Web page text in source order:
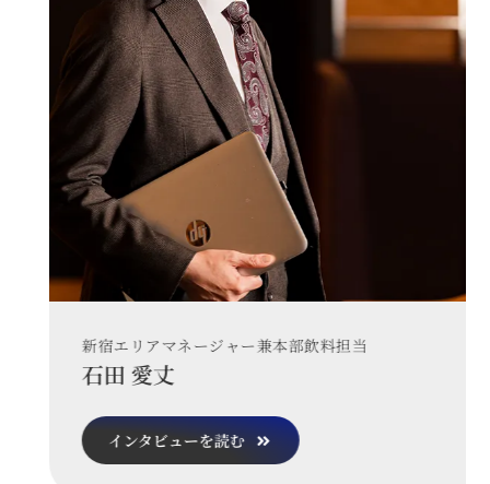
新宿エリアマネージャー兼本部飲料担当
石田 愛丈
インタビューを読む